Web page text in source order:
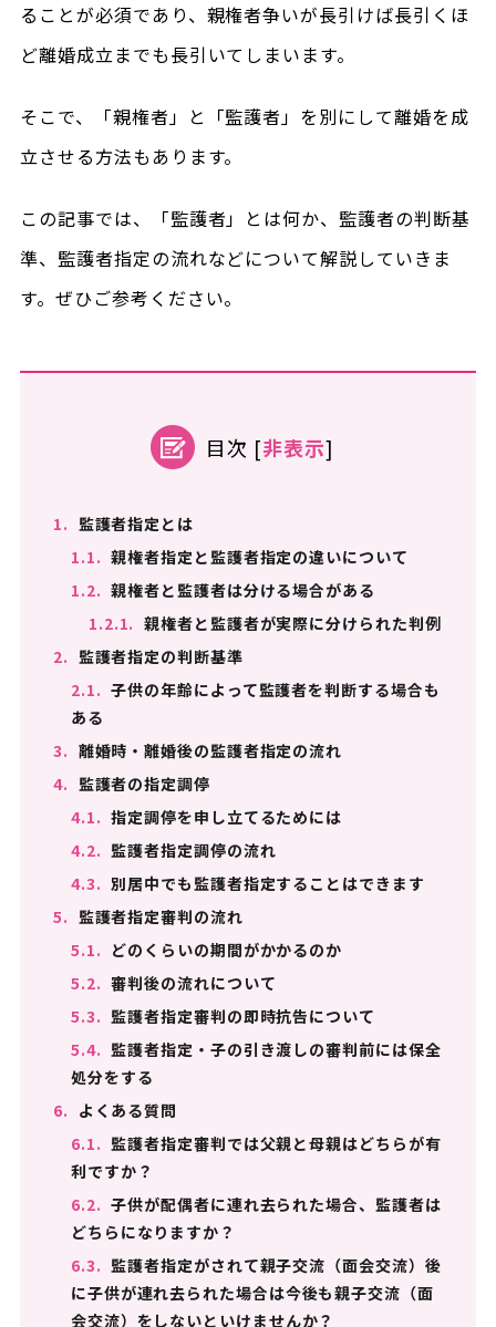
ることが必須であり、親権者争いが長引けば長引くほ
ど離婚成立までも長引いてしまいます。
そこで、「親権者」と「監護者」を別にして離婚を成
立させる方法もあります。
この記事では、「監護者」とは何か、監護者の判断基
準、監護者指定の流れなどについて解説していきま
す。ぜひご参考ください。
目次 [非表示]
1. 監護者指定とは
1.1. 親権者指定と監護者指定の違いについて
1.2. 親権者と監護者は分ける場合がある
1.2.1. 親権者と監護者が実際に分けられた判例
2. 監護者指定の判断基準
2.1. 子供の年齢によって監護者を判断する場合も
ある
3. 離婚時・離婚後の監護者指定の流れ
4. 監護者の指定調停
4.1. 指定調停を申し立てるためには
4.2. 監護者指定調停の流れ
4.3. 別居中でも監護者指定することはできます
5. 監護者指定審判の流れ
5.1. どのくらいの期間がかかるのか
5.2. 審判後の流れについて
5.3. 監護者指定審判の即時抗告について
5.4. 監護者指定・子の引き渡しの審判前には保全
処分をする
6. よくある質問
6.1. 監護者指定審判では父親と母親はどちらが有
利ですか？
6.2. 子供が配偶者に連れ去られた場合、監護者は
どちらになりますか？
6.3. 監護者指定がされて親子交流（面会交流）後
に子供が連れ去られた場合は今後も親子交流（面
会交流）をしないといけませんか？